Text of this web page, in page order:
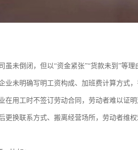
虽未倒闭，但以“资金紧张”“货款未到”等
业未明确写明工资构成、加班费计算方式
在用工时不签订劳动合同，劳动者难以证
更换联系方式、搬离经营场所，劳动者维权